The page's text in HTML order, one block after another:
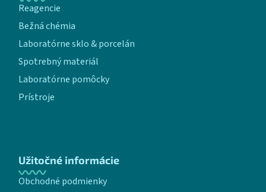
Reagencie
Bežná chémia
Laboratórne sklo & porcelán
Spotrebný materiál
Laboratórne pomôcky
Prístroje
Užitočné informácie
Obchodné podmienky